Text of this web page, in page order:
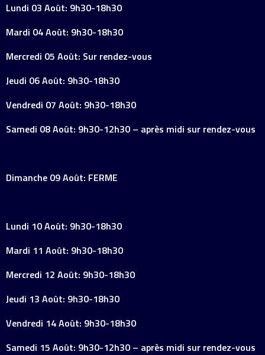
Lundi 03 Août: 9h30-18h30
Mardi 04 Août: 9h30-18h30
Mercredi 05 Août: Sur rendez-vous
Jeudi 06 Août: 9h30-18h30
Vendredi 07 Août: 9h30-18h30
Samedi 08 Août: 9h30-12h30 – après midi sur rendez-vous
Dimanche 09 Août: FERME
Lundi 10 Août: 9h30-18h30
Mardi 11 Août: 9h30-18h30
Mercredi 12 Août: 9h30-18h30
Jeudi 13 Août: 9h30-18h30
Vendredi 14 Août: 9h30-18h30
Samedi 15 Août: 9h30-12h30 – après midi sur rendez-vous